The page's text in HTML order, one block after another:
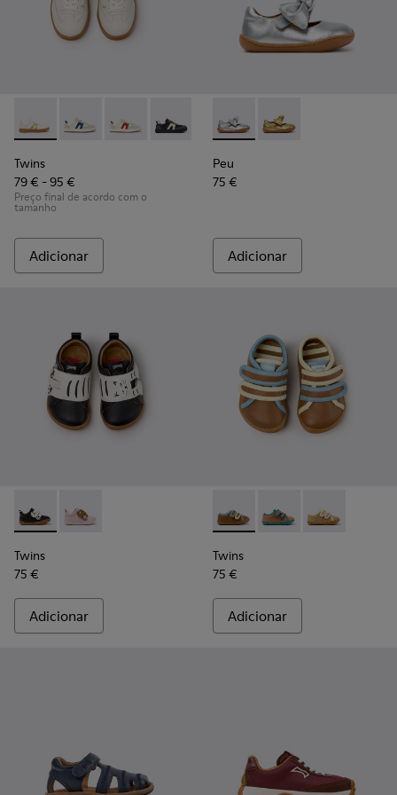
Twins - K800653-014 - Sapatilhas de pele multicoloridas
Twins - K800653-010
Twins - K800653-008
Twins - K800653-006
Twins - K800653-003
Twins - K800653-002
Twins
79 € - 95 €
Preço final de acordo com o
tamanho
Adicionar
Peu - K800700-001 -
Peu - K800700-002
Peu
75 €
Adicionar
Twins - K800714-002 - Sapatilhas de pele pretas e brancas
Twins - K800714-001
Twins
75 €
Adicionar
Twins - K800666-008 -
Twins - K800666-
Twins -
Twins
75 €
Adicionar